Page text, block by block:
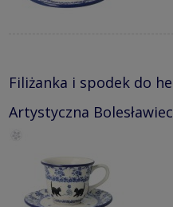
Filiżanka i spodek do
Artystyczna